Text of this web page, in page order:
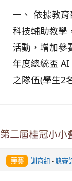
一、 依據教
科技輔助教學
活動，增加參
年度總統盃
之隊伍(學生2
第二屆桂冠小小
競賽 訓育組 -競賽